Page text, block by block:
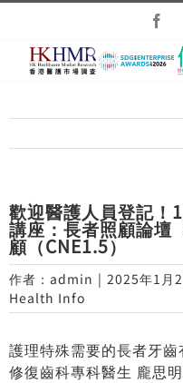
Skip
content
歡迎醫護人員登記
講座：長者照顧論壇
顧（CNE1.5）
作者： admin | 2025年1月
Health Info
護理特殊需要的長者牙齒
修復齒科專科醫生 龐思